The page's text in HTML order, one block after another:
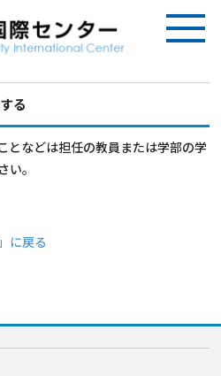
る
となどは担任の教員または学部の学
。
に戻る